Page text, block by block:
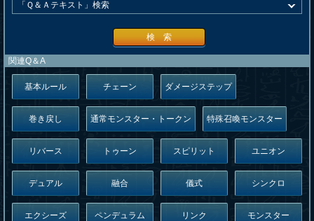
検 索
関連Q＆A
基本ルール チェーン ダメージステップ
巻き戻し 通常モンスター・トークン 特殊召喚モンスター
リバース トゥーン スピリット ユニオン
デュアル 融合 儀式 シンクロ
エクシーズ ペンデュラム リンク モンスター